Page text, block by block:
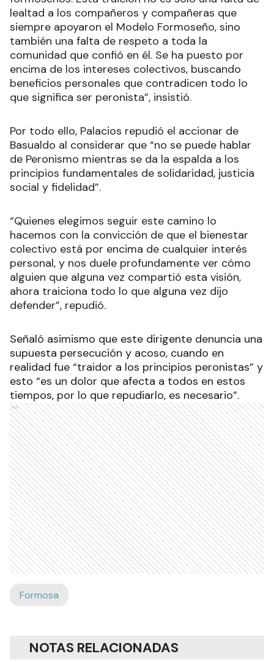
lealtad a los compañeros y compañeras que
siempre apoyaron el Modelo Formoseño, sino
también una falta de respeto a toda la
comunidad que confió en él. Se ha puesto por
encima de los intereses colectivos, buscando
beneficios personales que contradicen todo lo
que significa ser peronista”, insistió.
Por todo ello, Palacios repudió el accionar de
Basualdo al considerar que “no se puede hablar
de Peronismo mientras se da la espalda a los
principios fundamentales de solidaridad, justicia
social y fidelidad”.
“Quienes elegimos seguir este camino lo
hacemos con la convicción de que el bienestar
colectivo está por encima de cualquier interés
personal, y nos duele profundamente ver cómo
alguien que alguna vez compartió esta visión,
ahora traiciona todo lo que alguna vez dijo
defender”, repudió.
Señaló asimismo que este dirigente denuncia una
supuesta persecución y acoso, cuando en
realidad fue “traidor a los principios peronistas” y
esto “es un dolor que afecta a todos en estos
tiempos, por lo que repudiarlo, es necesario”.
Ads
Formosa
NOTAS RELACIONADAS